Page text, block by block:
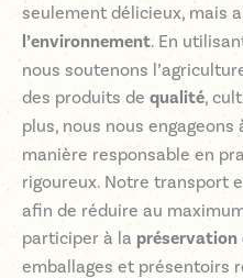
seulement délicieux, mais
l’environnement. En
nous soutenons
des produits de qualité,
plus, nous nous engageons
manière responsable en
rigoureux. Notre transport
afin de réduire au
participer à la préservation
emballages et présentoirs